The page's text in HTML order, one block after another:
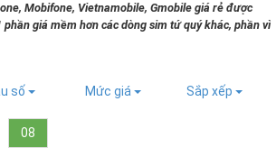
Mobifone, Vietnamobile, Gmobile giá rẻ được
giá mềm hơn các dòng sim tứ quý khác, phần vì
số Mức giá Sắp xếp
08